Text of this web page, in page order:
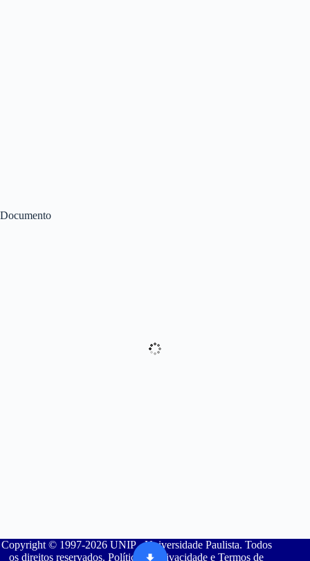
Documento
Copyright © 1997-2026 UNIP - Universidade Paulista. Todos
os direitos reservados. Política de Privacidade e Termos de